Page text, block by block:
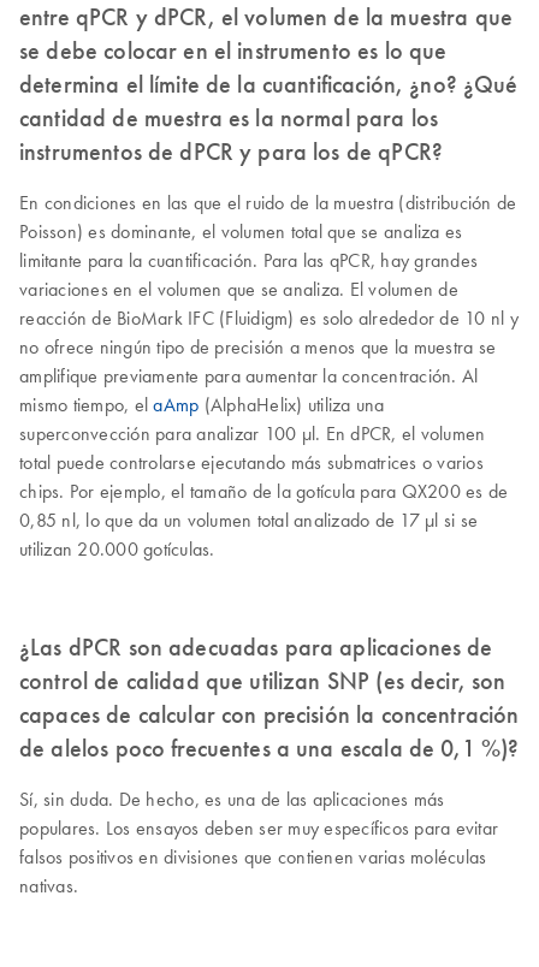
entre qPCR y dPCR, el volumen de la muestra que
se debe colocar en el instrumento es lo que
determina el límite de la cuantificación, ¿no? ¿Qué
cantidad de muestra es la normal para los
instrumentos de dPCR y para los de qPCR?
En condiciones en las que el ruido de la muestra (distribución de
Poisson) es dominante, el volumen total que se analiza es
limitante para la cuantificación. Para las qPCR, hay grandes
variaciones en el volumen que se analiza. El volumen de
reacción de BioMark IFC (Fluidigm) es solo alrededor de 10 nl y
no ofrece ningún tipo de precisión a menos que la muestra se
amplifique previamente para aumentar la concentración. Al
mismo tiempo, elaAmp (AlphaHelix) utiliza una
superconvección para analizar 100 µl. En dPCR, el volumen
total puede controlarse ejecutando más submatrices o varios
chips. Por ejemplo, el tamaño de la gotícula para QX200 es de
0,85 nl, lo que da un volumen total analizado de 17 µl si se
utilizan 20.000 gotículas.
¿Las dPCR son adecuadas para aplicaciones de
control de calidad que utilizan SNP (es decir, son
capaces de calcular con precisión la concentración
de alelos poco frecuentes a una escala de 0,1 %)?
Sí, sin duda. De hecho, es una de las aplicaciones más
populares. Los ensayos deben ser muy específicos para evitar
falsos positivos en divisiones que contienen varias moléculas
nativas.